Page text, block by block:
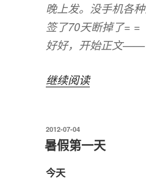
晚上发。没手机各
签了70天断掉了= =
好好，开始正文——
继续阅读“安
游，
发
布
于
2012-07-04
暑假第一天
今天